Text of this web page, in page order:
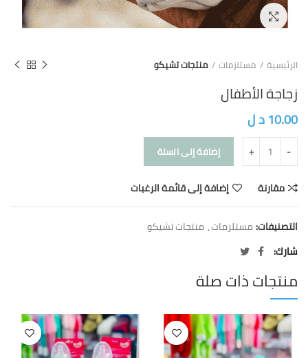
Click to enlarge
الرئيسية مستلزمات منتجات تشيكو
زجاجة الأطفال
10.00د ل
إضافة إلى السلة
مقارنة إضافة إلى قائمة الرغبات
التصنيفات: مستلزمات, منتجات تشيكو
شارك
منتجات ذات صلة